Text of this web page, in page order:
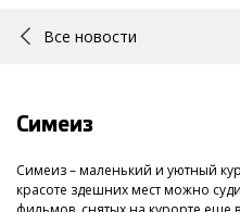
Все новости
Симеиз
Симеиз – маленький и уютный
красоте здешних мест можно